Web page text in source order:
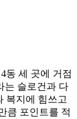
동 세 곳에 거점
는 슬로건과 다
복지에 힘쓰고
큼 포인트를 적